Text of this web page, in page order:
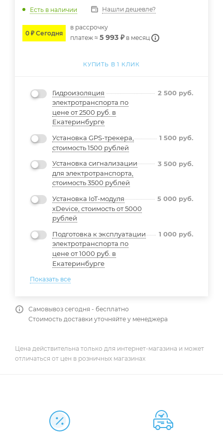
Есть в наличии Нашли дешевле?
0 ₽ Сегодня
в расcрочку
платеж ≈ 5 993 ₽ в месяц
КУПИТЬ В 1 КЛИК
Гидроизоляция
электротранспорта по
цене от 2500 руб. в
Екатеринбурге
2 500 руб.
Установка GPS-трекера,
стоимость 1500 рублей
1 500 руб.
Установка сигнализации
для электротранспорта,
стоимость 3500 рублей
3 500 руб.
Установка IoT-модуля
xDevice, стоимость от 5000
рублей
5 000 руб.
Подготовка к эксплуатации
электротранспорта по
цене от 1000 руб. в
Екатеринбурге
1 000 руб.
Показать все
Самовывоз сегодня - бесплатно
Стоимость доставки уточняйте у менеджера
Цена действительна только для интернет-магазина и может
отличаться от цен в розничных магазинах